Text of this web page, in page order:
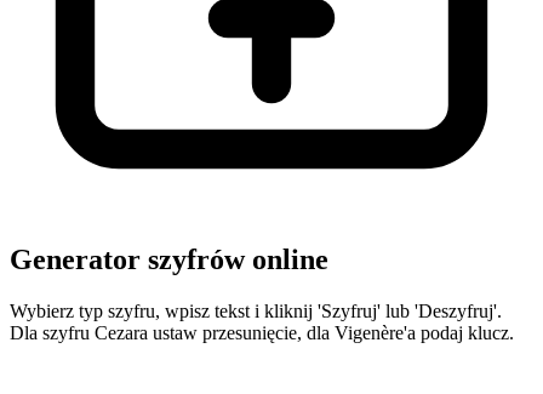
Generator szyfrów online
Wybierz typ szyfru, wpisz tekst i kliknij 'Szyfruj' lub 'Deszyfruj'.
Dla szyfru Cezara ustaw przesunięcie, dla Vigenère'a podaj klucz.